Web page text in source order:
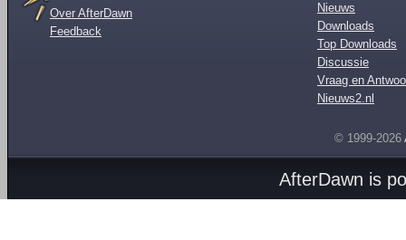
Over AfterDawn
Feedback
Nieuws
Downloads
Top Downloads
Discussie
Vraag en
Nieuws2.nl
© 1999-2026
AfterDawn is